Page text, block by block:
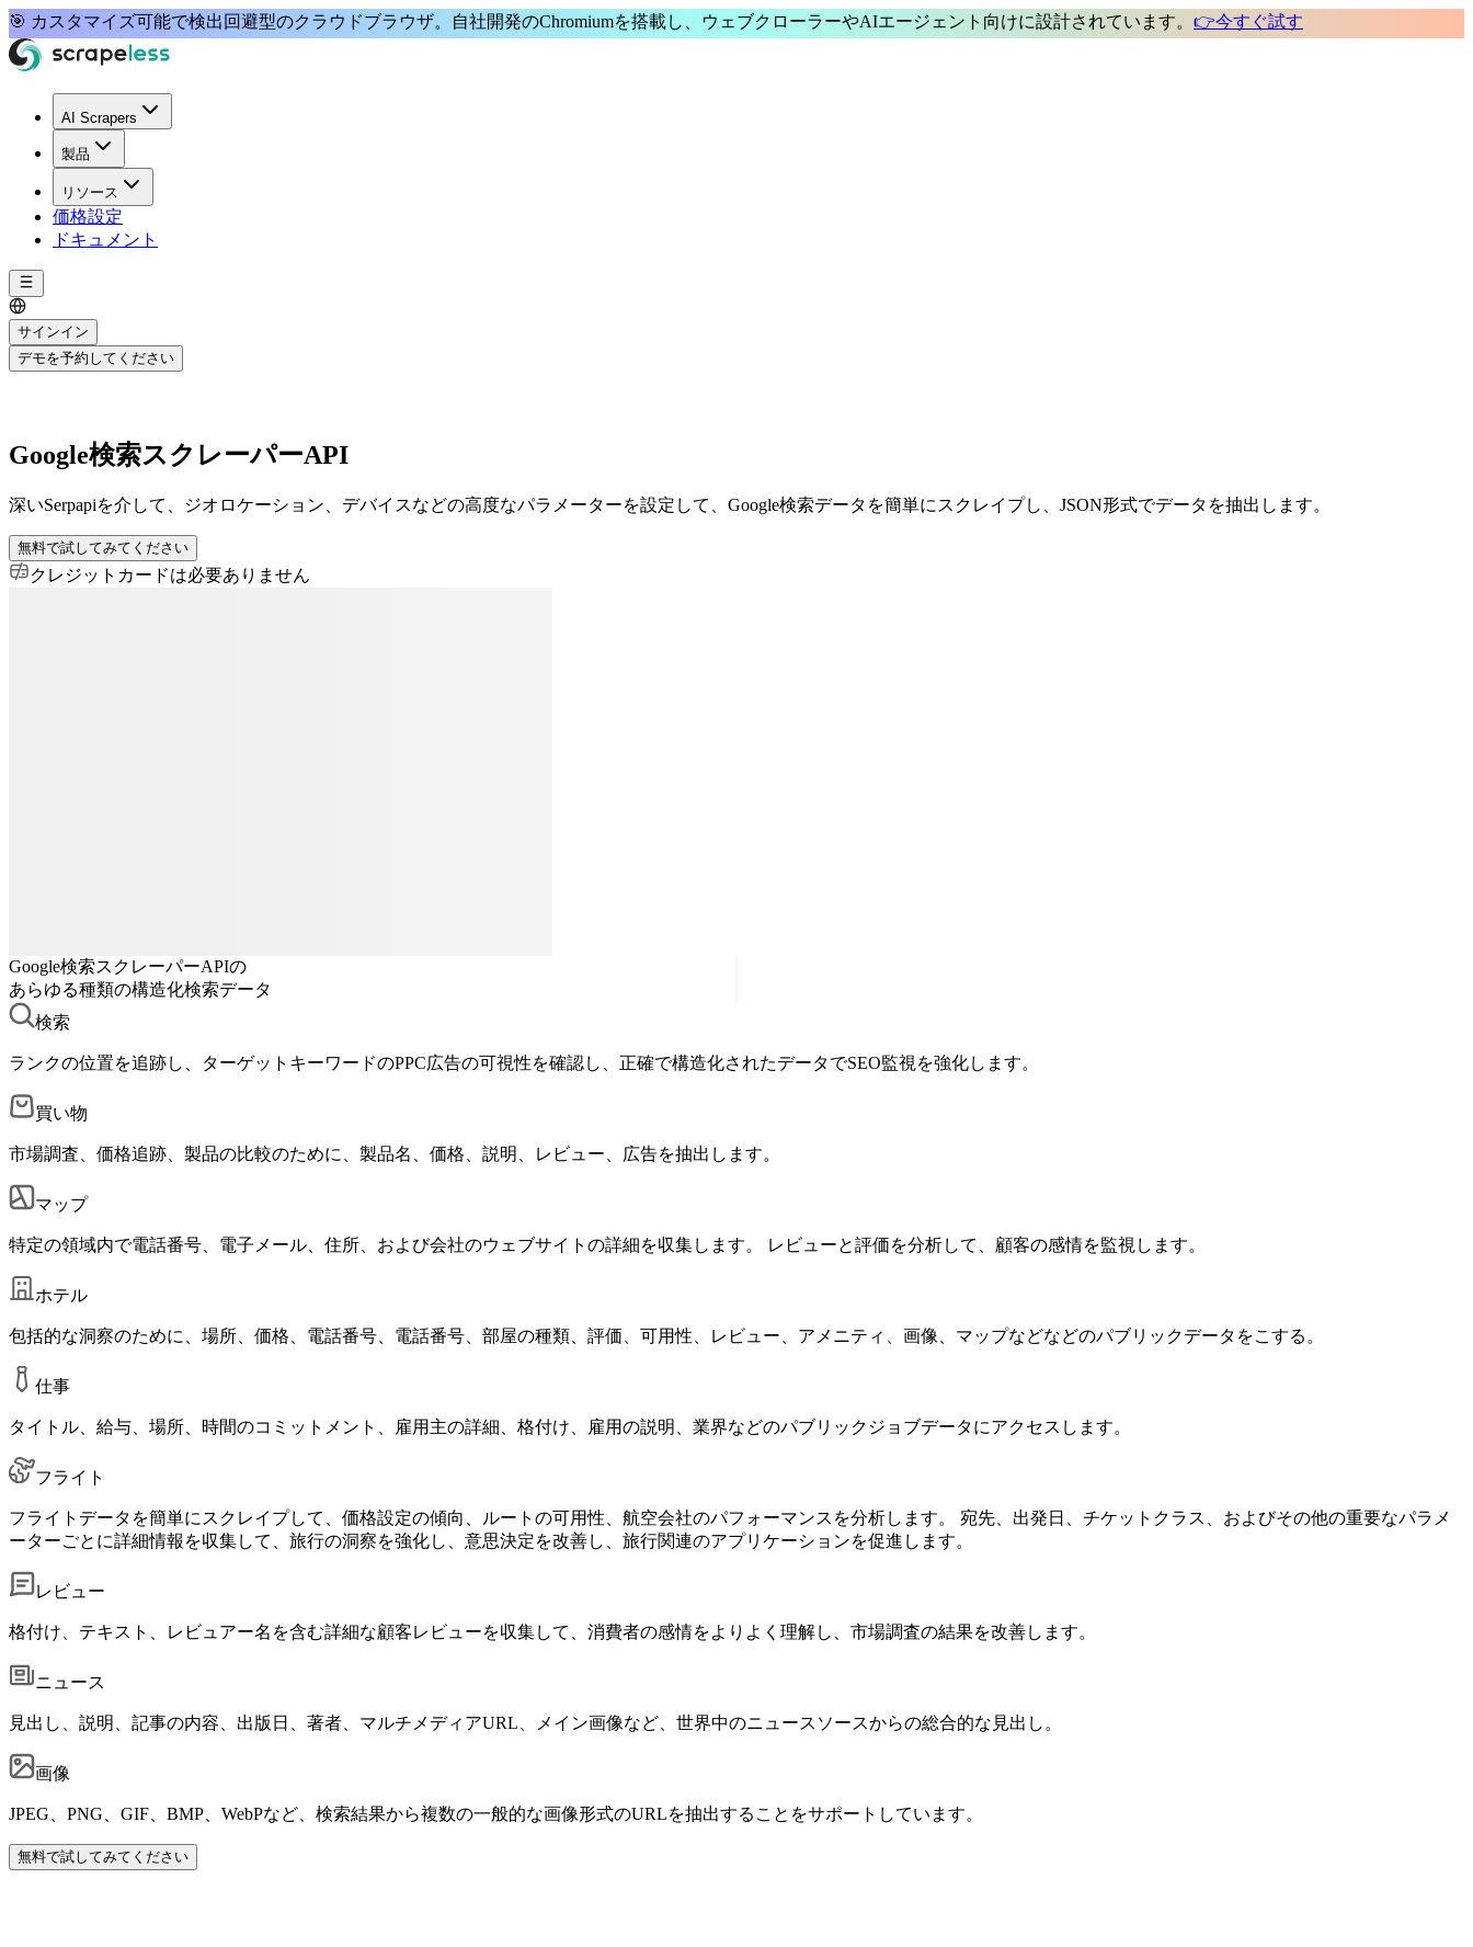
🎯 カスタマイズ可能で検出回避型のクラウドブラウザ。 自社開発のChromiumを搭載し、 ウェブクローラーやAIエージェント 向けに設計されています。 👉今すぐ試す
AI Scrapers
製品
リソース
価格設定
ドキュメント
サインイン
デモを予約してください
Google検索スクレーパーAPI
深いSerpapiを介して、ジオロケーション、デバイスなどの高度なパラメーターを設定して、Google検索データを簡単にスクレイプし、JSON形式でデータを抽出します。
無料で試してみてください
クレジットカードは必要ありません
Google検索スクレーパーAPIの
あらゆる種類の構造化検索データ
検索
ランクの位置を追跡し、ターゲットキーワードのPPC広告の可視性を確認し、正確で構造化されたデータでSEO監視を強化します。
買い物
市場調査、価格追跡、製品の比較のために、製品名、価格、説明、レビュー、広告を抽出します。
マップ
特定の領域内で電話番号、電子メール、住所、および会社のウェブサイトの詳細を収集します。 レビューと評価を分析して、顧客の感情を監視します。
ホテル
包括的な洞察のために、場所、価格、電話番号、電話番号、部屋の種類、評価、可用性、レビュー、アメニティ、画像、マップなどなどのパブリックデータをこする。
仕事
タイトル、給与、場所、時間のコミットメント、雇用主の詳細、格付け、雇用の説明、業界などのパブリックジョブデータにアクセスします。
フライト
フライトデータを簡単にスクレイプして、価格設定の傾向、ルートの可用性、航空会社のパフォーマンスを分析します。 宛先、出発日、チケットクラス、およびその他の重要なパラメ
ーターごとに詳細情報を収集して、旅行の洞察を強化し、意思決定を改善し、旅行関連のアプリケーションを促進します。
レビュー
格付け、テキスト、レビュアー名を含む詳細な顧客レビューを収集して、消費者の感情をよりよく理解し、市場調査の結果を改善します。
ニュース
見出し、説明、記事の内容、出版日、著者、マルチメディアURL、メイン画像など、世界中のニュースソースからの総合的な見出し。
画像
JPEG、PNG、GIF、BMP、WebPなど、検索結果から複数の一般的な画像形式のURLを抽出することをサポートしています。
無料で試してみてください